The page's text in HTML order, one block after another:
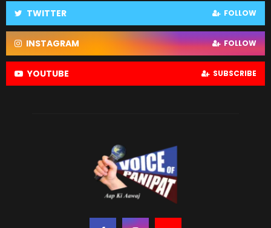
TWITTER FOLLOW
INSTAGRAM FOLLOW
YOUTUBE SUBSCRIBE